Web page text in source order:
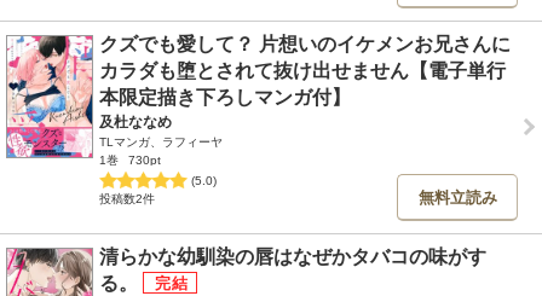
クズでも愛して？ 片想いのイケメンお兄さんに
カラダも堕とされて抜け出せません【電子単行
本限定描き下ろしマンガ付】
及杜ななめ
TLマンガ、ラフィーヤ
1巻
730pt
(5.0)
投稿数2件
無料立読み
清らかな幼馴染の唇はなぜかタバコの味がす
る。